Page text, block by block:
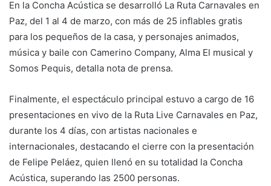
En la Concha Acústica se desarrolló La Ruta Carnavales en
Paz, del 1 al 4 de marzo, con más de 25 inflables gratis
para los pequeños de la casa, y personajes animados,
música y baile con Camerino Company, Alma El musical y
Somos Pequis, detalla nota de prensa.
Finalmente, el espectáculo principal estuvo a cargo de 16
presentaciones en vivo de la Ruta Live Carnavales en Paz,
durante los 4 días, con artistas nacionales e
internacionales, destacando el cierre con la presentación
de Felipe Peláez, quien llenó en su totalidad la Concha
Acústica, superando las 2500 personas.